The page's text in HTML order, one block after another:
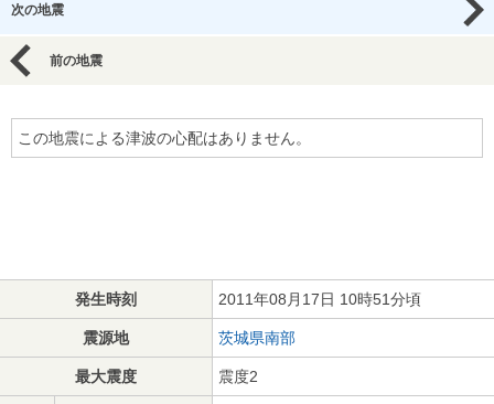
次の地震
前の地震
この地震による津波の心配はありません。
発生時刻 2011年08月17日 10時51分頃
震源地 茨城県南部
最大震度 震度2